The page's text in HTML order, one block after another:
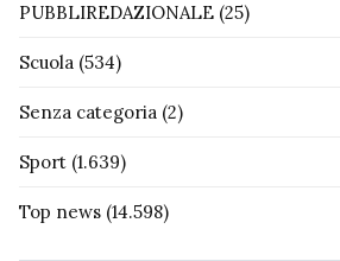
PUBBLIREDAZIONALE (25)
Scuola (534)
Senza categoria (2)
Sport (1.639)
Top news (14.598)